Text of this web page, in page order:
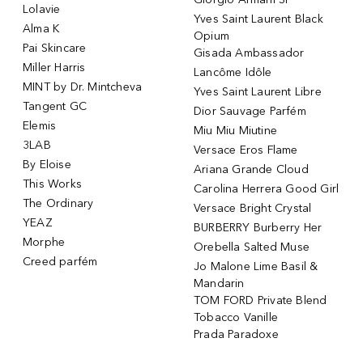
Lolavie
Alma K
Pai Skincare
Miller Harris
MINT by Dr. Mintcheva
Tangent GC
Elemis
3LAB
By Eloise
This Works
The Ordinary
YEAZ
Morphe
Creed parfém
Yves Saint Laurent Black
Opium
Gisada Ambassador
Lancôme Idôle
Yves Saint Laurent Libre
Dior Sauvage Parfém
Miu Miu Miutine
Versace Eros Flame
Ariana Grande Cloud
Carolina Herrera Good Girl
Versace Bright Crystal
BURBERRY Burberry Her
Orebella Salted Muse
Jo Malone Lime Basil &
Mandarin
TOM FORD Private Blend
Tobacco Vanille
Prada Paradoxe